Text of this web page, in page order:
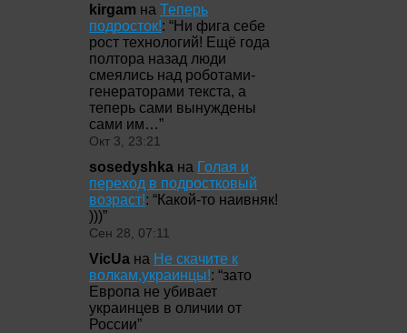
kirgam на Теперь
подросток!: “Ни фига себе
рост технологий! Ещё года
полтора назад люди
смеялись над роботами-
генераторами текста, а
теперь сами вынуждены
сами им…”
Окт 3, 23:21
sosedyshka на Голая и
переход в подростковый
возраст!: “Какой-то наивняк!
)))”
Сен 28, 07:11
VicUa на Не скачите к
волкам,украинцы!: “зато
Европа не убивает
украинцев в оличии от
России”